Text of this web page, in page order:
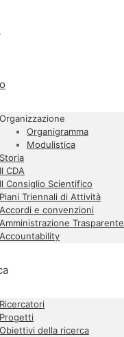
Organizzazione
Organigramma
Modulistica
Storia
Il CDA
Il Consiglio Scientifico
Piani Triennali di Attività
Accordi e convenzioni
Amministrazione Trasparente
Accountability
Ricercatori
Progetti
Obiettivi della ricerca